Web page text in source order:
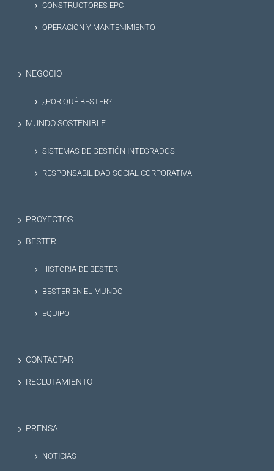
CONSTRUCTORES EPC
OPERACIÓN Y MANTENIMIENTO
NEGOCIO
¿POR QUÉ BESTER?
MUNDO SOSTENIBLE
SISTEMAS DE GESTIÓN INTEGRADOS
RESPONSABILIDAD SOCIAL CORPORATIVA
PROYECTOS
BESTER
HISTORIA DE BESTER
BESTER EN EL MUNDO
EQUIPO
CONTACTAR
RECLUTAMIENTO
PRENSA
NOTICIAS